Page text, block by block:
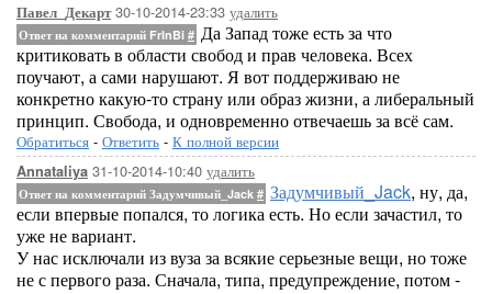
Павел_Декарт30-10-2014-23:33 удалить
Ответ на комментарий FrInBi # Да Запад тоже есть за что
критиковать в области свобод и прав человека. Всех
поучают, а сами нарушают. Я вот поддерживаю не
конкретно какую-то страну или образ жизни, а либеральный
принцип. Свобода, и одновременно отвечаешь за всё сам.
Обратиться - Ответить - К полной версии
Annataliya 31-10-2014-10:40 удалить
Ответ на комментарий Задумчивый_Jack # Задумчивый_Jack, ну, да,
если впервые попался, то логика есть. Но если зачастил, то
уже не вариант.
У нас исключали из вуза за всякие серьезные вещи, но тоже
не с первого раза. Сначала, типа, предупреждение, потом -